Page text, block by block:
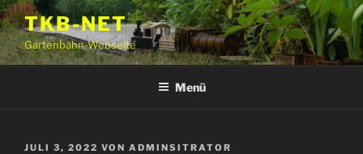
Zum
Inhalt
springen
TKB-NET
Gartenbahn-Webseite
Menü
VERÖFFENTLICHT
JULI 3, 2022 VON ADMINSITRATOR